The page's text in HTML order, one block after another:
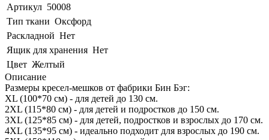
Артикул 50008
Тип ткани Оксфорд
Раскладной Нет
Ящик для хранения Нет
Цвет Желтый
Описание
Размеры кресел-мешков от фабрики Бин Бэг:
XL (100*70 см) - для детей до 130 см.
2XL (115*80 см) - для детей и подростков до 150 см.
3XL (125*85 см) - для детей, подростков и взрослых до 170 см.
4XL (135*95 см) - идеально подходит для взрослых до 190 см.